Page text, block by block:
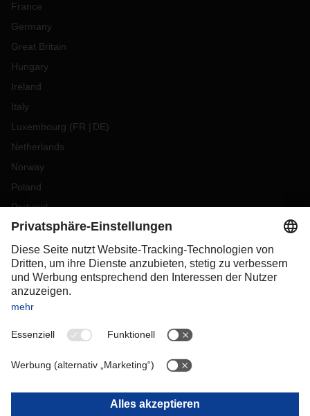
France
Germany
Great Britain
Hungary
Ireland
Italy
Luxembourg (FR DE)
Netherlands
Norway
Poland
Portugal
Romania
Slovakia
Spain
Sweden
Switzerland
OCEANIA